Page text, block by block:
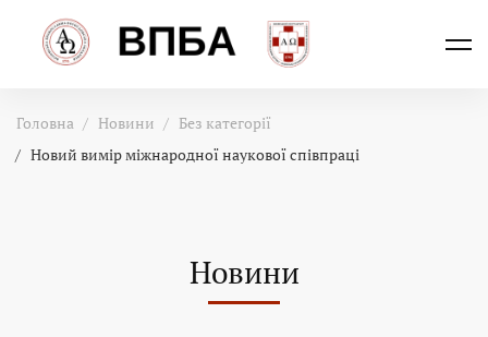
Головна Новини
Без категорії
Новий вимір міжнародної наукової співпраці
Новини